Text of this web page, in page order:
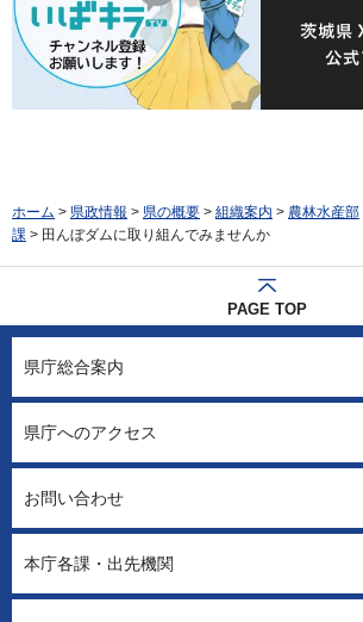
ホーム > 県政情報 > 県の概要 > 組織案内 > 農林水産部
課 > 田んぼダムに取り組んでみませんか
PAGE TOP
県庁総合案内
県庁へのアクセス
お問い合わせ
本庁各課・出先機関